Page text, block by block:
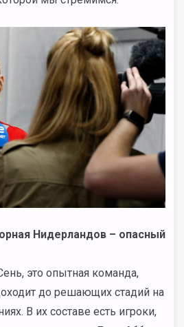
Нидерландов – опасный
это опытная команда,
до решающих стадий на
В их составе есть игроки,